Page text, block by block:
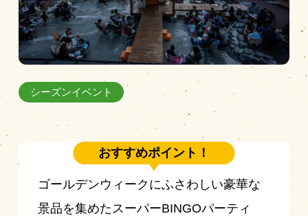
営業時間|お知らせ
シーズンイベント
おすすめポイント！
ゴールデンウィークにふさわしい豪華な
景品を集めたスーパーBINGOパーティ